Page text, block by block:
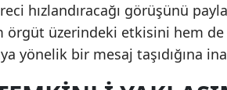
hızlandıracağı görüşünü
örgüt üzerindeki etkisini hem
yönelik bir mesaj taşıdığına